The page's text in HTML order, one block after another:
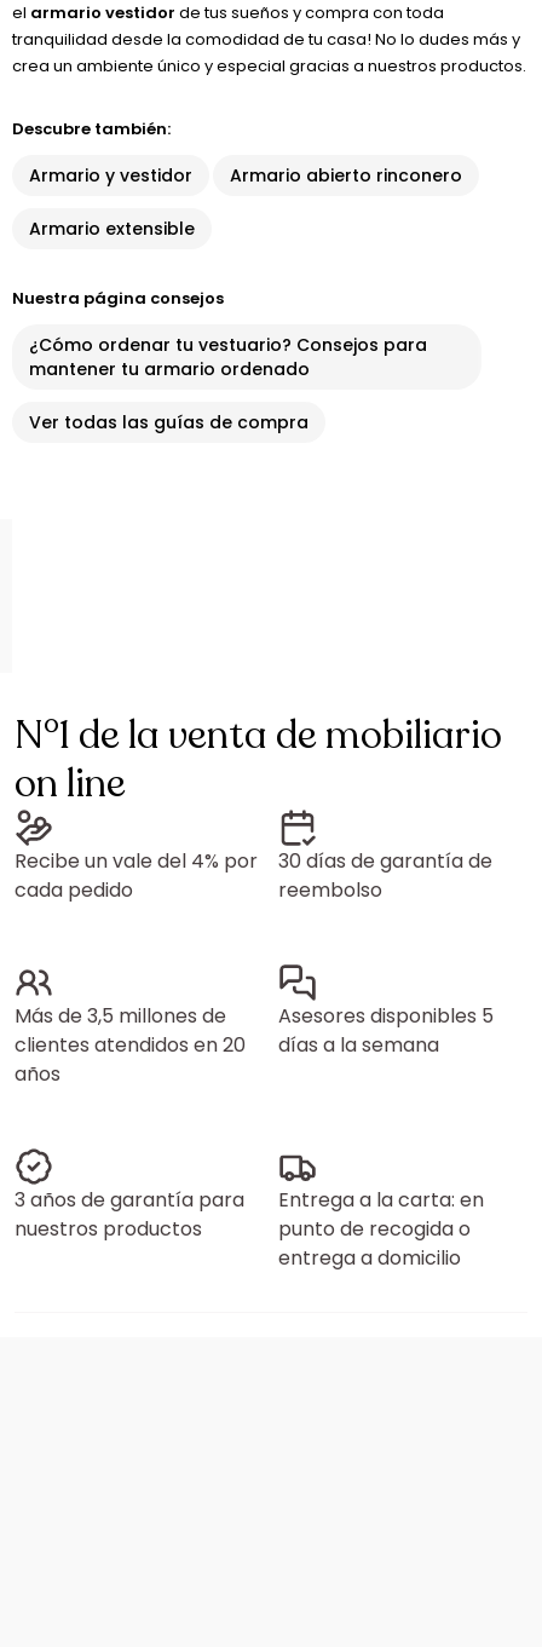
el armario vestidor de tus sueños y compra con toda
tranquilidad desde la comodidad de tu casa! No lo dudes más y
crea un ambiente único y especial gracias a nuestros productos.
Descubre también:
Armario y vestidor Armario abierto rinconero
Armario extensible
Nuestra página consejos
¿Cómo ordenar tu vestuario? Consejos para
mantener tu armario ordenado
Ver todas las guías de compra
N°1 de la venta de mobiliario
on line
Recibe un vale del 4% por
cada pedido
30 días de garantía de
reembolso
Más de 3,5 millones de
clientes atendidos en 20
años
Asesores disponibles 5
días a la semana
3 años de garantía para
nuestros productos
Entrega a la carta: en
punto de recogida o
entrega a domicilio